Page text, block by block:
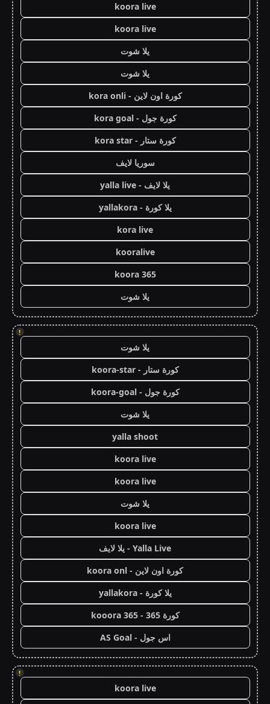
koora live
koora live
يلا شوت
يلا شوت
كورة اون لاين - kora onli
كورة جول - kora goal
كورة ستار - kora star
سوريا لايف
يلا لايف - yalla live
يلا كورة - yallakora
kora live
kooralive
koora 365
يلا شوت
!
يلا شوت
كورة ستار - koora-star
كورة جول - koora-goal
يلا شوت
yalla shoot
koora live
koora live
يلا شوت
koora live
Yalla Live - يلا لايف
كورة اون لاين - koora onl
يلا كورة - yallakora
كورة 365 - kooora 365
اس جول - AS Goal
!
koora live